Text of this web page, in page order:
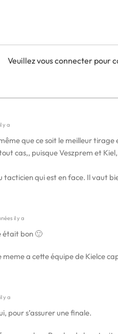
Veuillez vous connecter pour
y a
que ce soit le meilleur
cas,, puisque Veszprem et
tacticien qui est en face. Il vaut
il y a
était bon 🙂
a cette équipe de Kielce
y a
pour s’assurer une finale.